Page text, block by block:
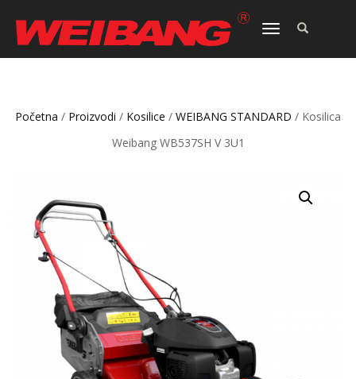
TOGGLE
Početna / Proizvodi / Kosilice / WEIBANG STANDARD / Kosilica
Weibang WB537SH V 3U1